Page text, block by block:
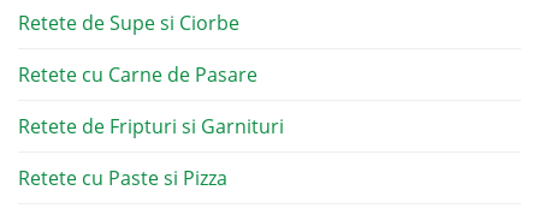
Retete de Supe si Ciorbe
Retete cu Carne de Pasare
Retete de Fripturi si Garnituri
Retete cu Paste si Pizza